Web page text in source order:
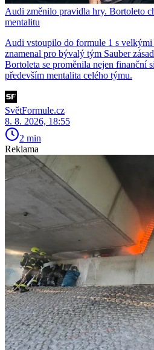
Audi změnilo pravidla hry. Bortoleto
mentalitu
Audi vstoupilo do formule 1 s velkými
znamenal pro bývalý tým Sauber
Bortoleta se proměnila nejen finanční
především mentalita celého týmu.
SvětFormule.cz
8. 8. 2026, 18:55
2 min
Reklama